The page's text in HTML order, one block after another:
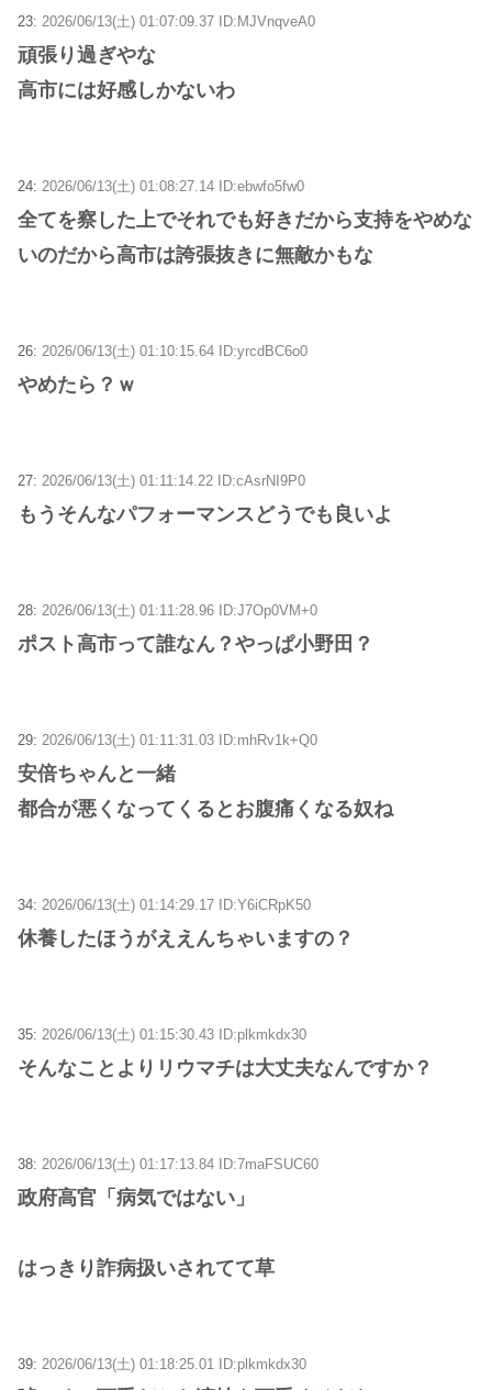
23: 2026/06/13(土) 01:07:09.37 ID:MJVnqveA0
頑張り過ぎやな
高市には好感しかないわ
24: 2026/06/13(土) 01:08:27.14 ID:ebwfo5fw0
全てを察した上でそれでも好きだから支持をやめな
いのだから高市は誇張抜きに無敵かもな
26: 2026/06/13(土) 01:10:15.64 ID:yrcdBC6o0
やめたら？ｗ
27: 2026/06/13(土) 01:11:14.22 ID:cAsrNI9P0
もうそんなパフォーマンスどうでも良いよ
28: 2026/06/13(土) 01:11:28.96 ID:J7Op0VM+0
ポスト高市って誰なん？やっぱ小野田？
29: 2026/06/13(土) 01:11:31.03 ID:mhRv1k+Q0
安倍ちゃんと一緒
都合が悪くなってくるとお腹痛くなる奴ね
34: 2026/06/13(土) 01:14:29.17 ID:Y6iCRpK50
休養したほうがええんちゃいますの？
35: 2026/06/13(土) 01:15:30.43 ID:plkmkdx30
そんなことよりリウマチは大丈夫なんですか？
38: 2026/06/13(土) 01:17:13.84 ID:7maFSUC60
政府高官「病気ではない」
はっきり詐病扱いされてて草
39: 2026/06/13(土) 01:18:25.01 ID:plkmkdx30